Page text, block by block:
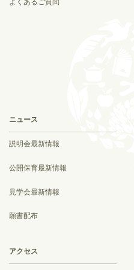
よくあるご質問
ニュース
説明会最新情報
公開保育最新情報
見学会最新情報
願書配布
アクセス